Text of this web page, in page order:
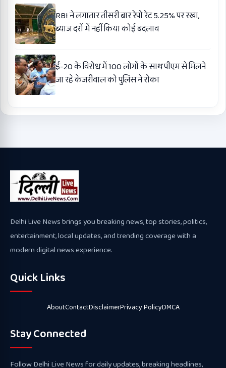
RBI ने लगातार तीसरी बार रेपो रेट 5.25% पर रखा,
ब्याज दरों में नहीं किया कोई बदलाव
ई-20 के विरोध में 100 लोगों के साथ पीएम से मिलने
जा रहे केजरीवाल को पुलिस ने रोका
Delhi Live News brings you breaking news, top stories, politics,
entertainment, local updates, and trending coverage with a
modern digital news experience.
Quick Links
AboutContactDisclaimerPrivacy PolicyDMCA
Stay Connected
Follow Delhi Live News for daily updates, breaking headlines,